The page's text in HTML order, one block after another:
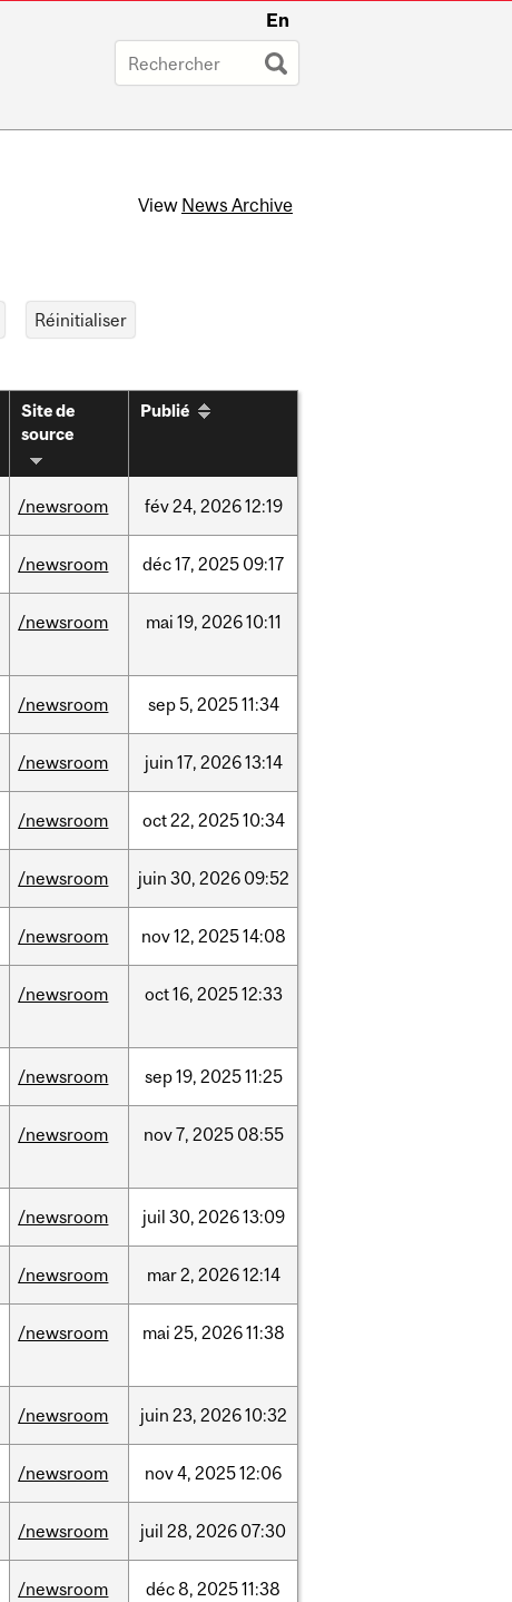
En
View News Archive
Site de
source
Publié
/newsroom fév24, 202612:19
/newsroom déc17, 2025 09:17
/newsroom mai 19, 202610:11
/newsroom sep5, 202511:34
/newsroom juin 17, 202613:14
/newsroom oct22, 202510:34
/newsroom juin 30, 2026 09:52
/newsroom nov12, 202514:08
/newsroom oct16, 202512:33
/newsroom sep19, 202511:25
/newsroom nov7, 2025 08:55
/newsroom juil 30, 202613:09
/newsroom mar2, 202612:14
/newsroom mai 25, 202611:38
/newsroom juin 23, 202610:32
/newsroom nov4, 202512:06
/newsroom juil 28, 2026 07:30
/newsroom déc8, 202511:38